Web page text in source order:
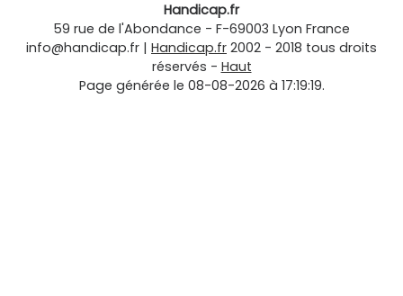
Handicap.fr
59 rue de l'Abondance - F-69003 Lyon France
info@handicap.fr | Handicap.fr 2002 - 2018 tous droits
réservés - Haut
Page générée le 08-08-2026 à 17:19:19.